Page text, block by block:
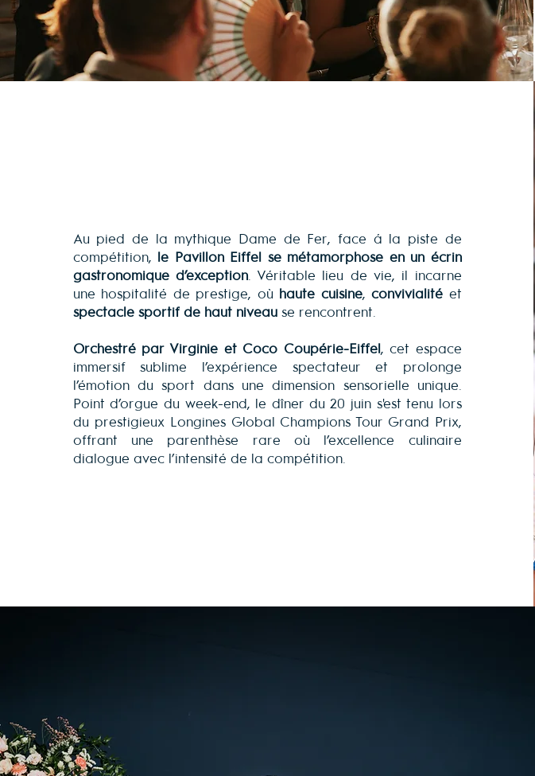
Au pied de la mythique Dame de Fer, face à la piste de
compétition, le Pavillon Eiffel se métamorphose en un écrin
gastronomique d’exception. Véritable lieu de vie, il incarne
une hospitalité de prestige, où haute cuisine,convivialité et
spectacle sportif de haut niveause rencontrent.
Orchestré par Virginie et Coco Coupérie-Eiffel, cet espace
immersif sublime l’expérience spectateur et prolonge
l’émotion du sport dans une dimension sensorielle unique.
Point d’orgue du week-end, le dîner du 20 juin s'est tenu lors
du prestigieux Longines Global Champions Tour Grand Prix,
offrant une parenthèse rare où l’excellence culinaire
dialogue avec l’intensité de la compétition.